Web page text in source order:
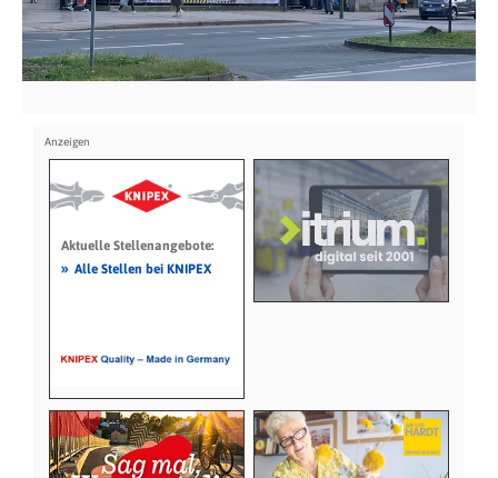
Aktuelle Stellenangebote:
» Alle Stellen bei KNIPEX